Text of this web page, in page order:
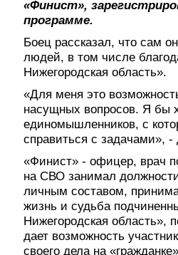
«Финист»,
программе.
Боец рассказал, что сам
людей, в том числе
Нижегородская область».
«Для меня это
насущных вопросов. Я бы
единомышленников, с
справиться с задачами»,
«Финист» - офицер, врач
на СВО занимал
личным составом,
жизнь и судьба
Нижегородская область»,
дает возможность
своего дела на